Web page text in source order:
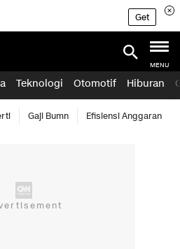
Get
MENU
Teknologi Otomotif Hiburan
Gaji Bumn Efisiensi Anggaran